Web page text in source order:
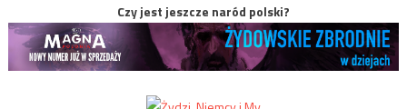
Czy jest jeszcze naród polski?